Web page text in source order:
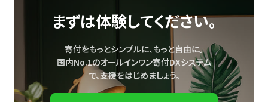
まずは体験してください。
寄付をもっとシンプルに、もっと自由に。
国内No.1のオールインワン寄付DXシステム
で、支援をはじめましょう。